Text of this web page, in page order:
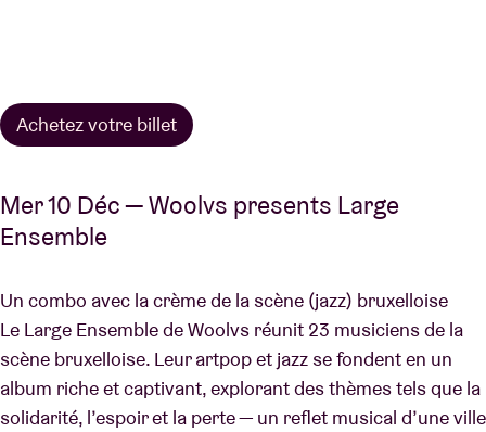
Achetez votre billet
Mer 10 Déc — Woolvs presents Large
Ensemble
Un combo avec la crème de la scène (jazz) bruxelloise
Le Large Ensemble de Woolvs réunit 23 musiciens de la
scène bruxelloise. Leur artpop et jazz se fondent en un
album riche et captivant, explorant des thèmes tels que la
solidarité, l’espoir et la perte — un reflet musical d’une ville